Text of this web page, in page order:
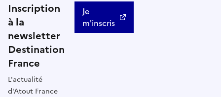
Inscription
à la
newsletter
Destination
France
L'actualité
d'Atout France
Je
m'inscris